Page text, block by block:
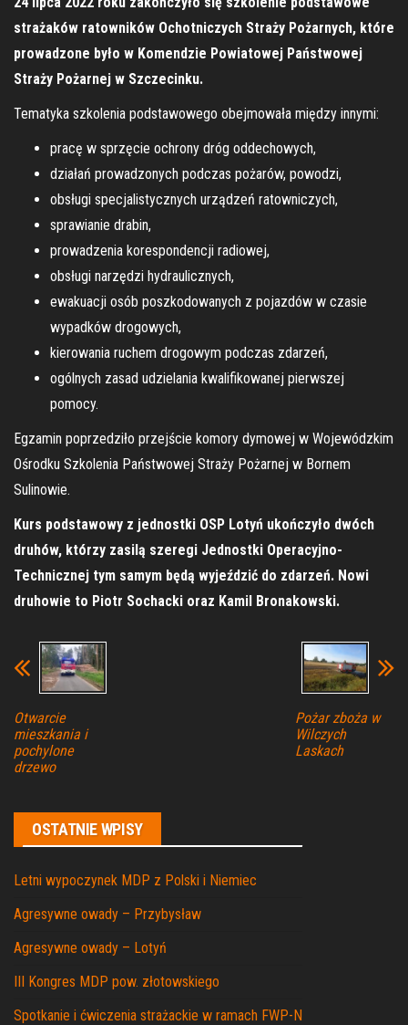
strażaków ratowników Ochotniczych Straży Pożarnych, które
prowadzone było w Komendzie Powiatowej Państwowej
Straży Pożarnej w Szczecinku.
Tematyka szkolenia podstawowego obejmowała między innymi:
pracę w sprzęcie ochrony dróg oddechowych,
działań prowadzonych podczas pożarów, powodzi,
obsługi specjalistycznych urządzeń ratowniczych,
sprawianie drabin,
prowadzenia korespondencji radiowej,
obsługi narzędzi hydraulicznych,
ewakuacji osób poszkodowanych z pojazdów w czasie
wypadków drogowych,
kierowania ruchem drogowym podczas zdarzeń,
ogólnych zasad udzielania kwalifikowanej pierwszej
pomocy.
Egzamin poprzedziło przejście komory dymowej w Wojewódzkim
Ośrodku Szkolenia Państwowej Straży Pożarnej w Bornem
Sulinowie.
Kurs podstawowy z jednostki OSP Lotyń ukończyło dwóch
druhów, którzy zasilą szeregi Jednostki Operacyjno-
Technicznej tym samym będą wyjeździć do zdarzeń. Nowi
druhowie to Piotr Sochacki oraz Kamil Bronakowski.
Otwarcie
mieszkania i
pochylone
drzewo
Pożar zboża w
Wilczych
Laskach
OSTATNIE WPISY
Letni wypoczynek MDP z Polski i Niemiec
Agresywne owady – Przybysław
Agresywne owady – Lotyń
III Kongres MDP pow. złotowskiego
Spotkanie i ćwiczenia strażackie w ramach FWP-N